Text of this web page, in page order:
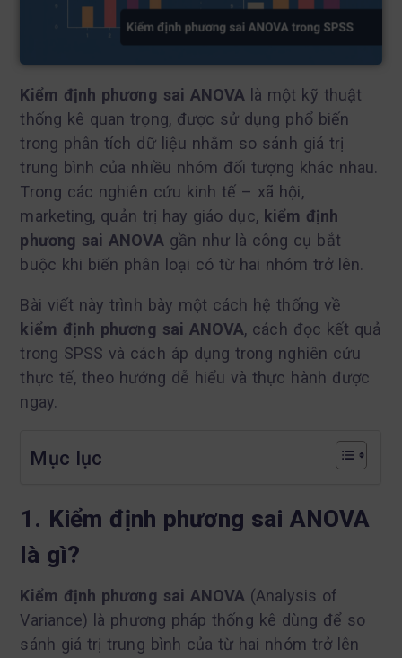
Kiểm định phương sai ANOVA là một kỹ thuật
thống kê quan trọng, được sử dụng phổ biến
trong phân tích dữ liệu nhằm so sánh giá trị
trung bình của nhiều nhóm đối tượng khác nhau.
Trong các nghiên cứu kinh tế – xã hội,
marketing, quản trị hay giáo dục, kiểm định
phương sai ANOVA gần như là công cụ bắt
buộc khi biến phân loại có từ hai nhóm trở lên.
Bài viết này trình bày một cách hệ thống về
kiểm định phương sai ANOVA, cách đọc kết quả
trong SPSS và cách áp dụng trong nghiên cứu
thực tế, theo hướng dễ hiểu và thực hành được
ngay.
Mục lục
1. Kiểm định phương sai ANOVA
là gì?
Kiểm định phương sai ANOVA (Analysis of
Variance) là phương pháp thống kê dùng để so
sánh giá trị trung bình của từ hai nhóm trở lên